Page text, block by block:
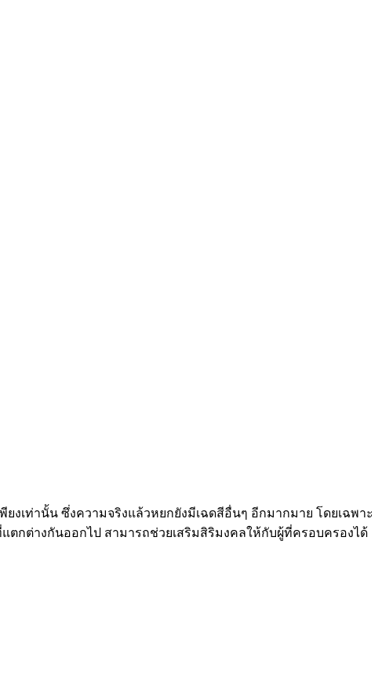
งเท่านั้น ซึ่งความจริงแล้วหยกยังมีเฉดสีอื่นๆ อีกมากมาย โดยเฉพาะ
ตกต่างกันออกไป สามารถช่วยเสริมสิริมงคลให้กับผู้ที่ครอบครองได้